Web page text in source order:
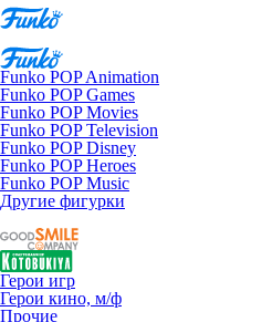
Funko POP Animation
Funko POP Games
Funko POP Movies
Funko POP Television
Funko POP Disney
Funko POP Heroes
Funko POP Music
Другие фигурки
Герои игр
Герои кино, м/ф
Прочие